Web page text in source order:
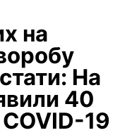
на
На
40
19